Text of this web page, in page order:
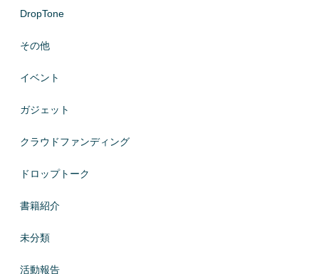
DropTone
その他
イベント
ガジェット
クラウドファンディング
ドロップトーク
書籍紹介
未分類
活動報告